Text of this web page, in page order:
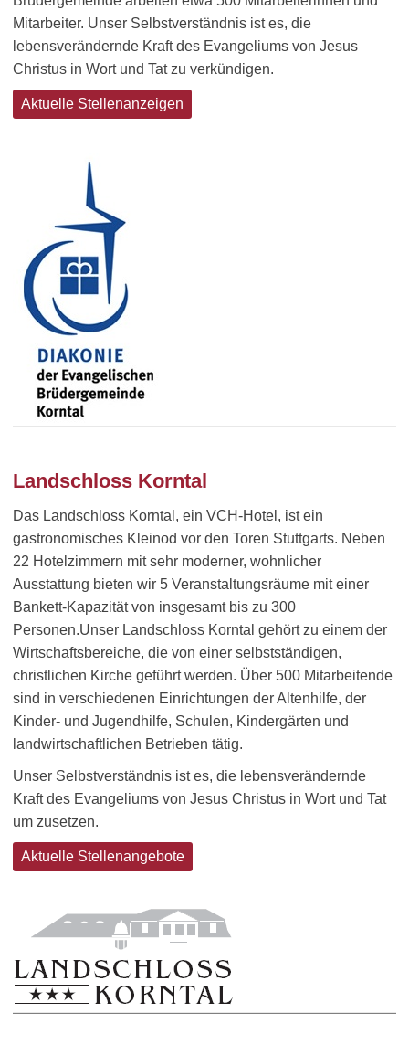
Mitarbeiter. Unser Selbstverständnis ist es, die
lebensverändernde Kraft des Evangeliums von Jesus
Christus in Wort und Tat zu verkündigen.
Aktuelle Stellenanzeigen
Landschloss Korntal
Das Landschloss Korntal, ein VCH-Hotel, ist ein
gastronomisches Kleinod vor den Toren Stuttgarts. Neben
22 Hotelzimmern mit sehr moderner, wohnlicher
Ausstattung bieten wir 5 Veranstaltungsräume mit einer
Bankett-Kapazität von insgesamt bis zu 300
Personen.Unser Landschloss Korntal gehört zu einem der
Wirtschaftsbereiche, die von einer selbstständigen,
christlichen Kirche geführt werden. Über 500 Mitarbeitende
sind in verschiedenen Einrichtungen der Altenhilfe, der
Kinder- und Jugendhilfe, Schulen, Kindergärten und
landwirtschaftlichen Betrieben tätig.
Unser Selbstverständnis ist es, die lebensverändernde
Kraft des Evangeliums von Jesus Christus in Wort und Tat
um zusetzen.
Aktuelle Stellenangebote